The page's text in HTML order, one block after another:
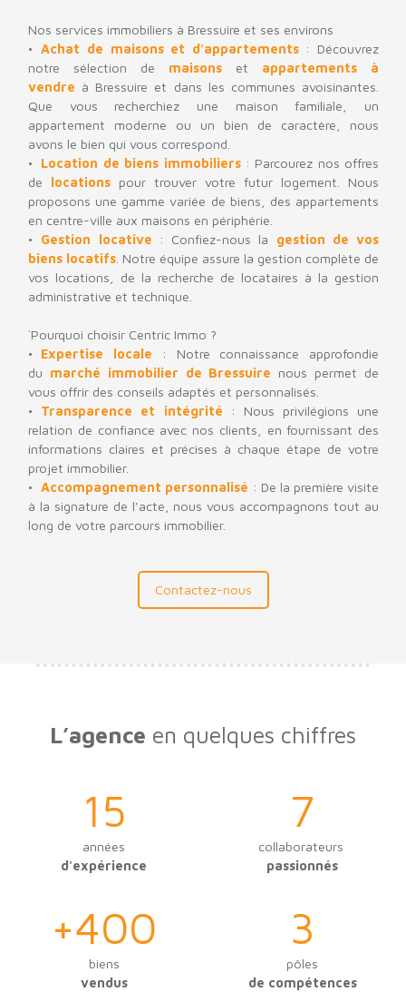
Nos services immobiliers à Bressuire et ses environs
Achat de maisons et d'appartements : Découvrez
notre sélection de
maisons et
appartements à
vendre à Bressuire et dans les communes avoisinantes.
Que vous recherchiez une maison familiale, un
appartement moderne ou un bien de caractère, nous
avons le bien qui vous correspond.
Location de biens immobiliers : Parcourez nos offres
de
locations pour trouver votre futur logement. Nous
proposons une gamme variée de biens, des appartements
en centre-ville aux maisons en périphérie.
Gestion locative
: Confiez-nous la
gestion de vos
biens locatifs . Notre équipe assure la gestion complète de
vos locations, de la recherche de locataires à la gestion
administrative et technique.
`Pourquoi choisir Centric Immo ?
Expertise locale
: Notre connaissance approfondie
du marché immobilier de Bressuire nous permet de
vous offrir des conseils adaptés et personnalisés.
Transparence et intégrité
: Nous privilégions une
relation de confiance avec nos clients, en fournissant des
informations claires et précises à chaque étape de votre
projet immobilier.
Accompagnement personnalisé : De la première visite
à la signature de l'acte, nous vous accompagnons tout au
long de votre parcours immobilier.
Contactez-nous
L’agence en quelques chiffres
15
années
d'expérience
7
collaborateurs
passionnés
+400
biens
vendus
3
pôles
de compétences